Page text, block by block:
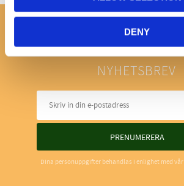
DENY
NYHETSBREV
PRENUMERERA
Dina personuppgifter behandlas i enlighet med vår